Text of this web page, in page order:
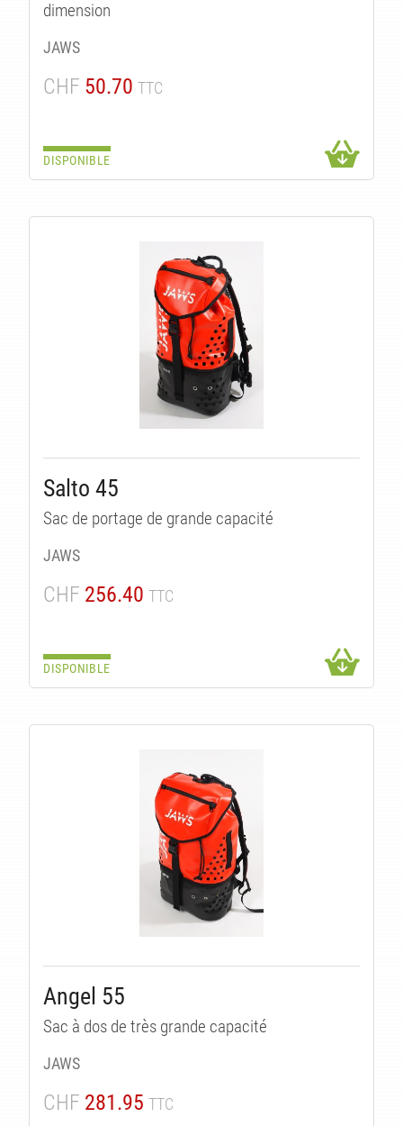
dimension
JAWS
CHF 50.70 TTC
DISPONIBLE
Salto 45
Sac de portage de grande capacité
JAWS
CHF 256.40 TTC
DISPONIBLE
Angel 55
Sac à dos de très grande capacité
JAWS
CHF 281.95 TTC